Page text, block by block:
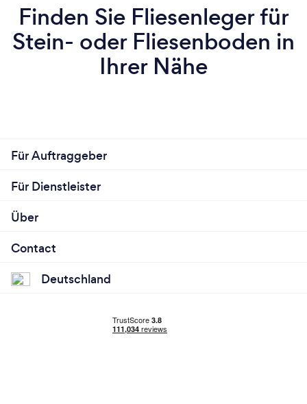
Finden Sie Fliesenleger für
Stein- oder Fliesenboden in
Ihrer Nähe
Für Auftraggeber
Für Dienstleister
Über
Contact
Deutschland